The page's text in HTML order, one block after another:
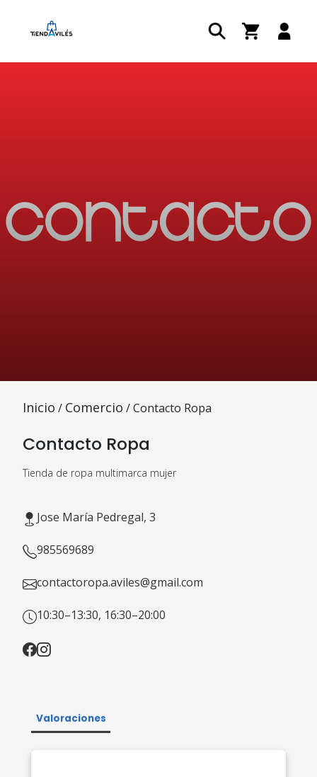
Inicio / Comercio / Contacto Ropa
Contacto Ropa
Tienda de ropa multimarca mujer
Jose María Pedregal, 3
985569689
contactoropa.aviles@gmail.com
10:30–13:30, 16:30–20:00
Valoraciones